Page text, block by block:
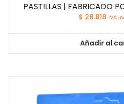
PASTILLAS | FABRICADO
$ 28.818 IVA
Añadir al